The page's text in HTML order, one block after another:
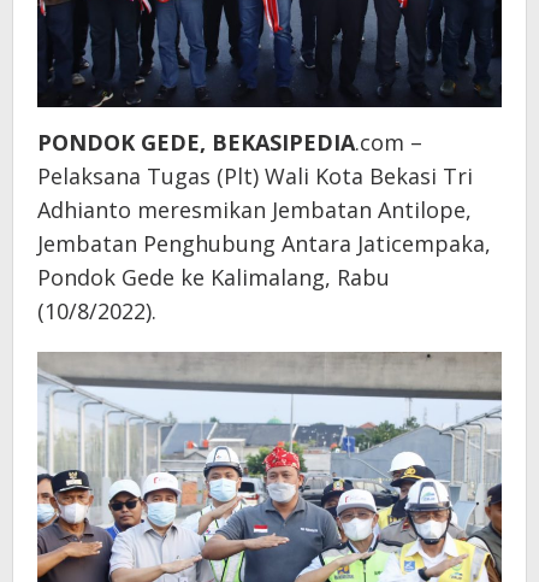
PONDOK GEDE, BEKASIPEDIA.com –
Pelaksana Tugas (Plt) Wali Kota Bekasi Tri
Adhianto meresmikan Jembatan Antilope,
Jembatan Penghubung Antara Jaticempaka,
Pondok Gede ke Kalimalang, Rabu
(10/8/2022).